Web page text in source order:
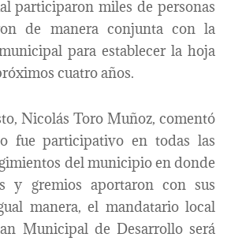
participaron miles de personas
de manera conjunta con la
para establecer la hoja
cuatro años.
Nicolás Toro Muñoz, comentó
fue participativo en todas las
del municipio en donde
y gremios aportaron con sus
manera, el mandatario local
Municipal de Desarrollo será